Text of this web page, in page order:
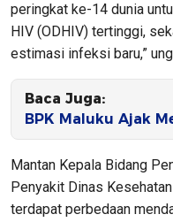
peringkat ke-14 dunia
HIV (ODHIV) tertinggi,
estimasi infeksi baru,”
Baca Juga:
BPK Maluku Ajak
Mantan Kepala Bidang
Penyakit Dinas
terdapat perbedaan